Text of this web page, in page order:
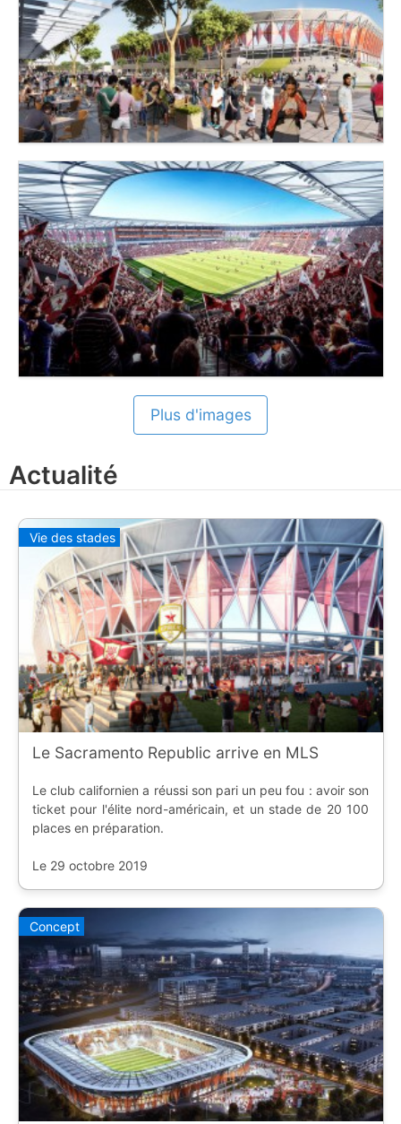
Plus d'images
Actualité
Vie des stades
Le Sacramento Republic arrive en MLS
Le club californien a réussi son pari un peu fou : avoir son
ticket pour l'élite nord-américain, et un stade de 20 100
places en préparation.
Le 29 octobre 2019
Concept